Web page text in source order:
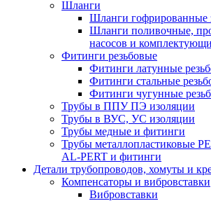
Шланги
Шланги гофрированные
Шланги поливочные,
насосов и
Фитинги резьбовые
Фитинги латунные
Фитинги стальные
Фитинги чугунные
Трубы в ППУ ПЭ изоляции
Трубы в ВУС, УС изоляции
Трубы медные и фитинги
Трубы металлопластиковые
AL-PERT и фитинги
Детали трубопроводов, хомуты и
Компенсаторы и вибровставки
Вибровставки